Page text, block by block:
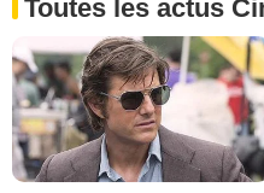
Toutes les actus